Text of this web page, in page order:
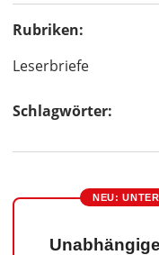
Rubriken:
Leserbriefe
Schlagwörter:
NEU: